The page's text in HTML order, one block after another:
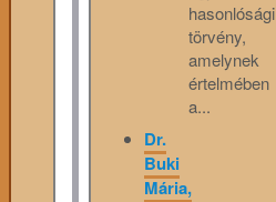
hasonlósági
törvény,
amelynek
értelmében
a...
Dr.
Buki
Mária,